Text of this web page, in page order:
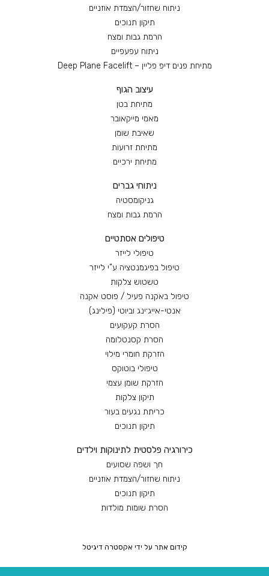
ניתוח שחזור/הצמדת אוזניים
תיקון תנוכים
הרמת גבות ומצח
ניתוח עפעפיים
מתיחת פנים דיפ פליין – Deep Plane Facelift
עיצוב הגוף
מתיחת בטן
מאמי מייקאובר
שאיבת שומן
מתיחת זרועות
מתיחת ירכיים
ניתוחי גברים
גניקומסטיה
הרמת גבות ומצח
טיפולים אסתטיים
טיפולי לייזר
טיפול בפיגמנטציה ע”י לייזר
טשטוש צלקות
טיפול באקנה פעיל / פוסט אקנה
אנטי-אייג׳ינג וביוטי (פילינג)
הסרת קעקועים
הסרת קסנטלומה
הזרקת חומרי מילוי
טיפולי בוטוקס
הזרקת שומן עצמי
תיקון צלקות
כריתת נגעים בעור
תיקון תנוכים
כירורגיה פלסטית לתינוקות וילדים
חך ושפה שסועים
ניתוח שחזור/הצמדת אוזניים
תיקון תנוכים
הסרת שומות מולדות
קידום אתר על ידי אקסטרה דיגיטל